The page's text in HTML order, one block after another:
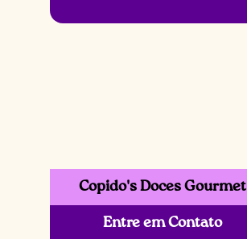
Copido's Doces Gourmet
Entre em Contato